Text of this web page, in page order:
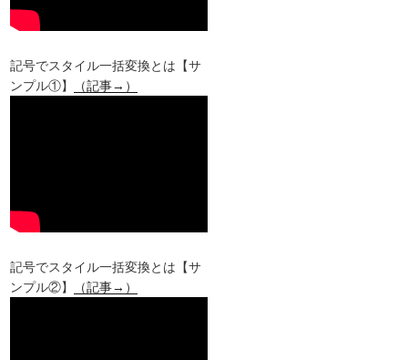
記号でスタイル一括変換とは【サ
ンプル①】
（記事→）
記号でスタイル一括変換とは【サ
ンプル②】
（記事→）